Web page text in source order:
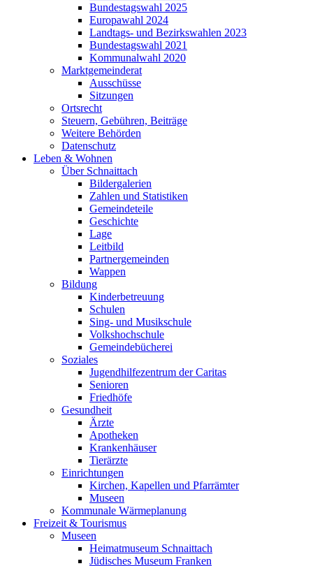
Bundestagswahl 2025
Europawahl 2024
Landtags- und Bezirkswahlen 2023
Bundestagswahl 2021
Kommunalwahl 2020
Marktgemeinderat
Ausschüsse
Sitzungen
Ortsrecht
Steuern, Gebühren, Beiträge
Weitere Behörden
Datenschutz
Leben & Wohnen
Über Schnaittach
Bildergalerien
Zahlen und Statistiken
Gemeindeteile
Geschichte
Lage
Leitbild
Partnergemeinden
Wappen
Bildung
Kinderbetreuung
Schulen
Sing- und Musikschule
Volkshochschule
Gemeindebücherei
Soziales
Jugendhilfezentrum der Caritas
Senioren
Friedhöfe
Gesundheit
Ärzte
Apotheken
Krankenhäuser
Tierärzte
Einrichtungen
Kirchen, Kapellen und Pfarrämter
Museen
Kommunale Wärmeplanung
Freizeit & Tourismus
Museen
Heimatmuseum Schnaittach
Jüdisches Museum Franken